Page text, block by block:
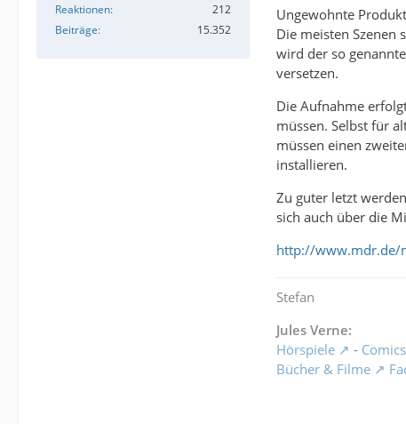
Reaktionen
212
Beiträge
15.352
Ungewohnte
Die meisten
wird der so
versetzen.
Die Aufnahme
müssen. Selbst für
müssen einen
installieren.
Zu guter letzt
sich auch über die
http://www.mdr.de/
Stefan
Jules Verne:
Hörspiele
- Comics
Bücher & Filme